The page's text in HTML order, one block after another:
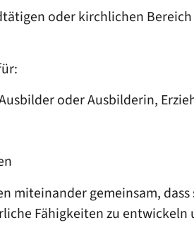
oder kirchlichen Bereich
oder Ausbilderin,
miteinander gemeinsam,
Fähigkeiten zu